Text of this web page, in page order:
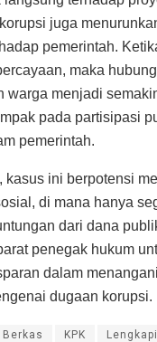
juga
pemerintah.
maka
warga menjadi
pada partisipasi
pemerintah.
kasus ini berpotensi
di mana hanya
dari dana
penegak hukum
dalam
dugaan korupsi.
Berkas KPK Lengkapi